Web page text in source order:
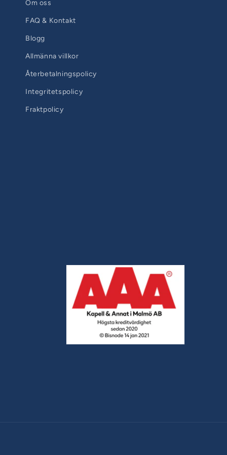
Om oss
FAQ & Kontakt
Blogg
Allmänna villkor
Återbetalningspolicy
Integritetspolicy
Fraktpolicy